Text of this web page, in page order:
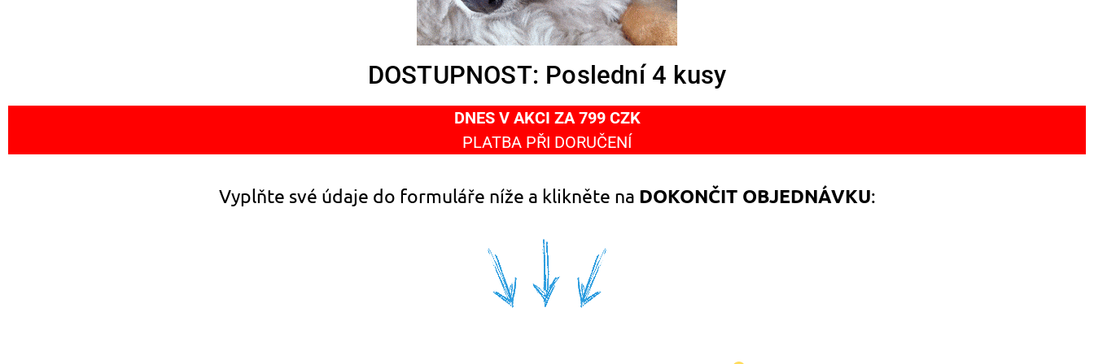
DOSTUPNOST: Poslední 4 kusy
DNES V AKCI ZA 799 CZK
PLATBA PŘI DORUČENÍ
Vyplňte své údaje do formuláře níže a klikněte na DOKONČIT OBJEDNÁVKU: